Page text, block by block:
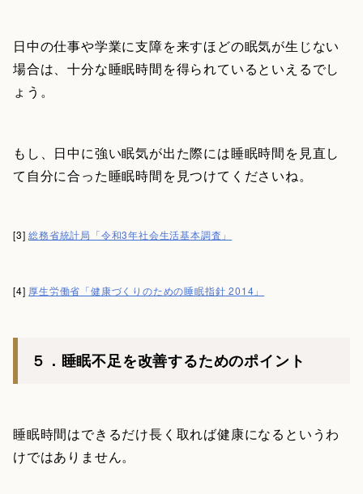
日中の仕事や学業に支障を来すほどの眠気が生じない
場合は、十分な睡眠時間を得られているといえるでし
ょう。
もし、日中に強い眠気が出た際には睡眠時間を見直し
て自分に合った睡眠時間を見つけてくださいね。
[3]総務省統計局「令和3年社会生活基本調査」
[4] 厚生労働省「健康づくりのための睡眠指針 2014」
５．睡眠不足を改善するためのポイント
睡眠時間はできるだけ長く取れば健康になるというわ
けではありません。